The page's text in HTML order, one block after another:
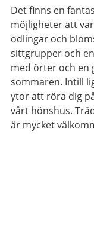
Det finns en
möjligheter att
odlingar och
sittgrupper och
med örter och en
sommaren. Intill
ytor att röra dig
vårt hönshus.
är mycket